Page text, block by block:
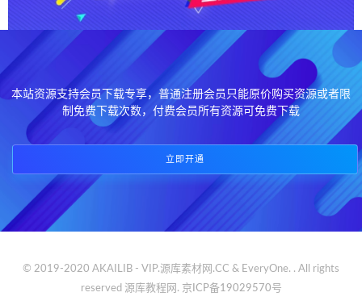
本站资源支持会员下载专享，普通注册会员只能原价购买资源或者限
制免费下载次数，付费会员所有资源可免费下载
立即开通
© 2019-2020 AKAILIB - VIP.源库素材网.CC & EveryOne. . All rights
reserved 源库教程网. 京ICP备19029570号